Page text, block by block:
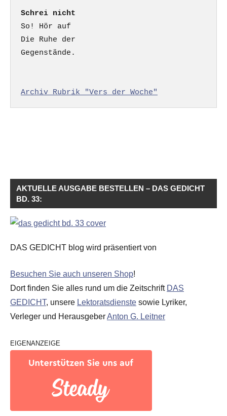
Schrei nicht
So! Hör auf
Die Ruhe der
Gegenstände.
Archiv Rubrik "Vers der Woche"
AKTUELLE AUSGABE BESTELLEN – DAS GEDICHT
BD. 33:
DAS GEDICHT blog wird präsentiert von
Besuchen Sie auch unseren Shop!
Dort finden Sie alles rund um die Zeitschrift DAS
GEDICHT, unsere Lektoratsdienste sowie Lyriker,
Verleger und HerausgeberAnton G. Leitner
EIGENANZEIGE